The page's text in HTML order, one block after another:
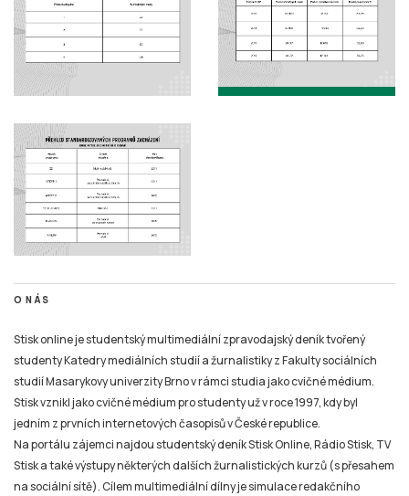
O NÁS
Stisk online je studentský multimediální zpravodajský deník tvořený
studenty Katedry mediálních studií a žurnalistiky z Fakulty sociálních
studií Masarykovy univerzity Brno v rámci studia jako cvičné médium.
Stisk vznikl jako cvičné médium pro studenty už v roce 1997, kdy byl
jedním z prvních internetových časopisů v České republice.
Na portálu zájemci najdou studentský deník Stisk Online, Rádio Stisk, TV
Stisk a také výstupy některých dalších žurnalistických kurzů (s přesahem
na sociální sítě). Cílem multimediální dílny je simulace redakčního